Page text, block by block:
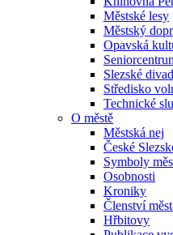
Městské lesy
Městský
Opavská
Slezské
Středisko
Technické
O městě
Městská nej
České
Symboly
Osobnosti
Kroniky
Členství
Hřbitovy